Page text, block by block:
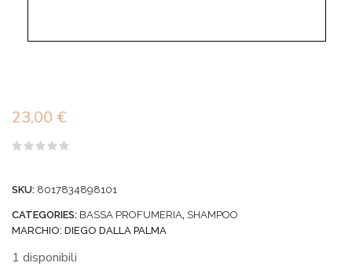
23,00 €
5
SKU: 8017834898101
CATEGORIES: BASSA PROFUMERIA, SHAMPOO
MARCHIO: DIEGO DALLA PALMA
1 disponibili